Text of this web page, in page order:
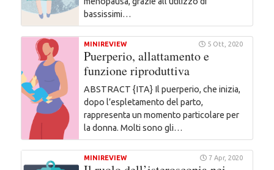
bassissimi…
MINIREVIEW 5 Ott, 2020
Puerperio, allattamento e
funzione riproduttiva
ABSTRACT {ITA} Il puerperio, che inizia,
dopo l’espletamento del parto,
rappresenta un momento particolare per
la donna. Molti sono gli…
MINIREVIEW 7 Apr, 2020